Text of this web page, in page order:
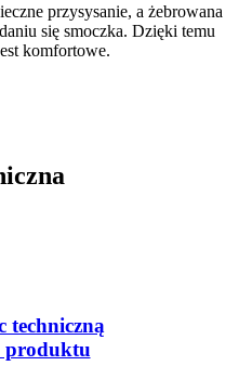
przysysanie, a żebrowana
się smoczka. Dzięki temu
komfortowe.
techniczną
produktu